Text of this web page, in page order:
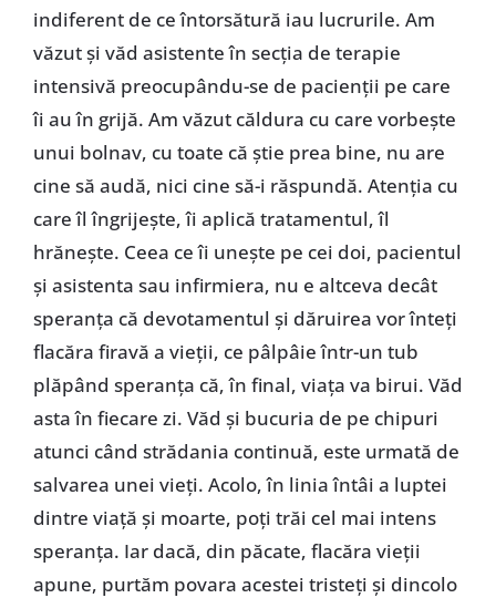
indiferent de ce întorsătură iau lucrurile. Am
văzut și văd asistente în secția de terapie
intensivă preocupându-se de pacienții pe care
îi au în grijă. Am văzut căldura cu care vorbește
unui bolnav, cu toate că știe prea bine, nu are
cine să audă, nici cine să-i răspundă. Atenția cu
care îl îngrijește, îi aplică tratamentul, îl
hrănește. Ceea ce îi unește pe cei doi, pacientul
și asistenta sau infirmiera, nu e altceva decât
speranța că devotamentul și dăruirea vor înteți
flacăra firavă a vieții, ce pâlpâie într-un tub
plăpând speranța că, în final, viața va birui. Văd
asta în fiecare zi. Văd și bucuria de pe chipuri
atunci când strădania continuă, este urmată de
salvarea unei vieți. Acolo, în linia întâi a luptei
dintre viață și moarte, poți trăi cel mai intens
speranța. Iar dacă, din păcate, flacăra vieții
apune, purtăm povara acestei tristeți și dincolo